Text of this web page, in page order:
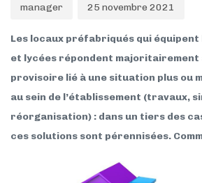
manager 25 novembre 2021
Les locaux préfabriqués qui équipent
et lycées répondent majoritairement
provisoire lié à une situation plus ou
au sein de l’établissement (travaux,
réorganisation) : dans un tiers des
ces solutions sont pérennisées.